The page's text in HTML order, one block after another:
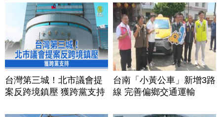
台灣第三城！北市議會提
案反跨境鎮壓 獲跨黨支持
台南「小黃公車」新增3路
線 完善偏鄉交通運輸